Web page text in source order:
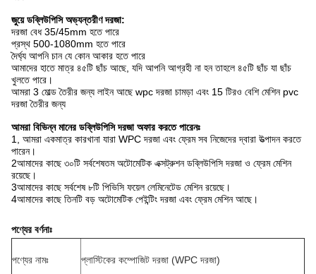
জুয়ে ডব্লিউপিসি অভ্যন্তরীণ দরজা:
দরজা বেধ 35/45mm হতে পারে
প্রস্থ 500-1080mm হতে পারে
দৈর্ঘ্য আপনি চান যে কোন আকার হতে পারে
আমাদের হাতে মাত্র ৪৫টি ছাঁচ আছে, যদি আপনি আগ্রহী না হন তাহলে ৪৫টি ছাঁচ যা ছাঁচ
খুলতে পারে।
আমরা 3 মোল্ড তৈরীর জন্য লাইন আছে wpc দরজা চামড়া এবং 15 টিরও বেশি মেশিন pvc
দরজা তৈরীর জন্য
আমরা বিভিন্ন মানের ডব্লিউপিসি দরজা অফার করতে পারেনঃ
1, আমরা একমাত্র কারখানা যারা WPC দরজা এবং ফ্রেম সব নিজেদের দ্বারা উত্পাদন করতে
পারেন।
2আমাদের কাছে ৩০টি সর্বশেষতম অটোমেটিক এক্সট্রুশন ডব্লিউপিসি দরজা ও ফ্রেম মেশিন
রয়েছে।
3আমাদের কাছে সর্বশেষ ৮টি পিভিসি ফয়েল লেমিনেটেড মেশিন রয়েছে।
4আমাদের কাছে তিনটি বড় অটোমেটিক পেইন্টিং দরজা এবং ফ্রেম মেশিন আছে।
পণ্যের বর্ণনাঃ
পণ্যের নামঃ প্লাস্টিকের কম্পোজিট দরজা (WPC দরজা)